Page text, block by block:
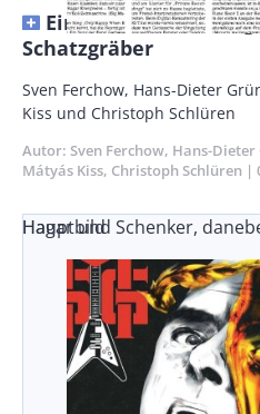
Ein Hoch auf die
Schatzgräber
Vorspann
/
Sven Ferchow, Hans-Dieter
Kiss und Christoph Schlüren
Autor Sven Ferchow Hans-Dieter
Mátyás Kiss Christoph Schlüren
Hagar und Schenker,
Hauptbild